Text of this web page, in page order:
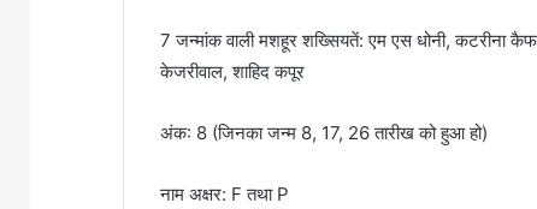
7 जन्मांक वाली मशहूर शख्सियतें: एम एस धोनी, कटरीना
केजरीवाल, शाहिद कपूर
अंक: 8 (जिनका जन्म 8, 17, 26 तारीख को हुआ हो)
नाम अक्षर: F तथा P